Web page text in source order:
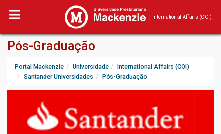
International Affairs (COI)
Pós-Graduação
Portal Mackenzie Universidade
International Affairs (COI)
Santander Universidades
Pós-Graduação